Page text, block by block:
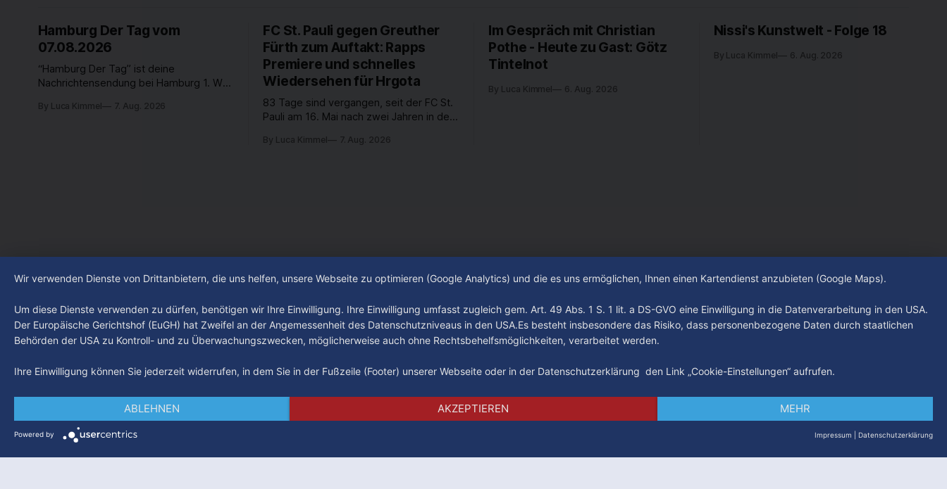
Hamburg Der Tag vom
07.08.2026
“Hamburg Der Tag” ist deine
Nachrichtensendung bei Hamburg 1. Was
beschäftigt die Hamburgerinnen und
By Luca Kimmel 7. Aug. 2026
FC St. Pauli gegen Greuther
Fürth zum Auftakt: Rapps
Premiere und schnelles
Wiedersehen für Hrgota
83 Tage sind vergangen, seit der FC St.
Pauli am 16. Mai nach zwei Jahren in der
abgestiegen ist. In dieser Zeit erlebte
By Luca Kimmel 7. Aug. 2026
Im Gespräch mit Christian
Pothe - Heute zu Gast: Götz
Tintelnot
By Luca Kimmel 6. Aug. 2026
Nissi's Kunstwelt - Folge 18
By Luca Kimmel 6. Aug. 2026
ImpressumDatenschutzAGB
Wir verwenden Dienste von Drittanbietern, die uns helfen, unsere Webseite zu optimieren (Google Analytics) und die es uns ermöglichen, Ihnen einen Kartendienst anzubieten (Google Maps).
Um diese Dienste verwenden zu dürfen, benötigen wir Ihre Einwilligung. Ihre Einwilligung umfasst zugleich gem. Art. 49 Abs. 1 S. 1 lit. a DS-GVO eine Einwilligung in die Datenverarbeitung in den USA.
Der Europäische Gerichtshof (EuGH) hat Zweifel an der Angemessenheit des Datenschutzniveaus in den USA.Es besteht insbesondere das Risiko, dass personenbezogene Daten durch staatlichen
Behörden der USA zu Kontroll- und zu Überwachungszwecken, möglicherweise auch ohne Rechtsbehelfsmöglichkeiten, verarbeitet werden.
Ihre Einwilligung können Sie jederzeit widerrufen, in dem Sie in der Fußzeile (Footer) unserer Webseite oder in der Datenschutzerklärung den Link „Cookie-Einstellungen“ aufrufen.
ABLEHNEN AKZEPTIEREN MEHR
Powered by Impressum Datenschutzerklärung